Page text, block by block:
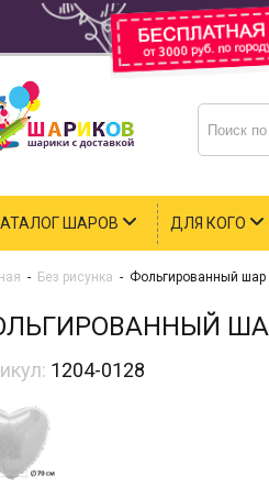
ШАРОВ ДЛЯ КОГО
- Без рисунка - Фольгированный шар
1204-0128